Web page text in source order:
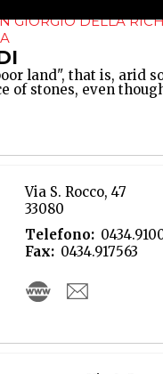
GIORGIO DELLA
land", that is, arid
of stones, even
Via S. Rocco, 47
33080
Telefono
Fax
0434.917563